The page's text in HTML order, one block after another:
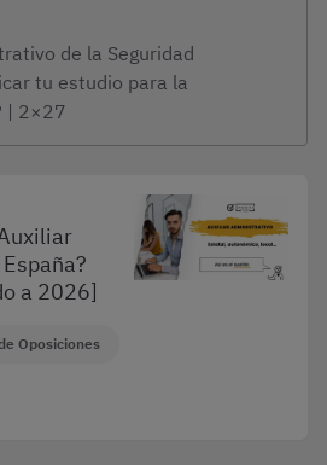
de la Seguridad
tu estudio para la
| 2×27
a 2026]
Oposiciones